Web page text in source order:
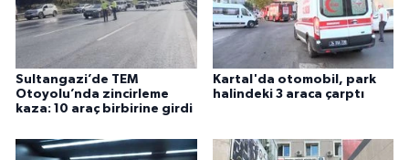
Sultangazi’de TEM
Otoyolu’nda zincirleme
kaza: 10 araç birbirine girdi
Kartal'da otomobil, park
halindeki 3 araca çarptı